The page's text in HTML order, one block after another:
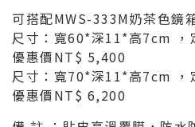
可搭配MWS-333M奶茶色鏡
尺寸：寬60*深11*高7cm ，
優惠價NT$ 5,400
尺寸：寬70*深11*高7cm ，
優惠價NT$ 6,200